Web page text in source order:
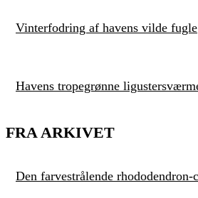
Vinterfodring af havens vilde fugle
Havens tropegrønne
FRA ARKIVET
Den farvestrålende rhododendron-